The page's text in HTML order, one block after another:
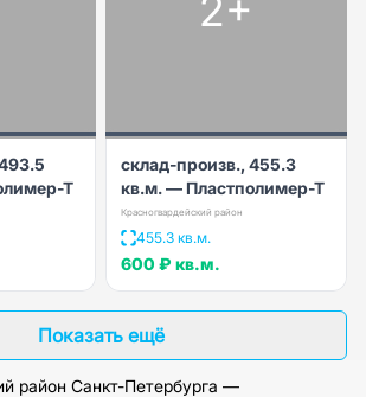
Т
2+
склад-произв., 455.3
кв.м. — Пластполимер-Т
Красногвардейский район
455.3 кв.м.
600 ₽ кв.м.
Показать ещё
район Санкт-Петербурга —